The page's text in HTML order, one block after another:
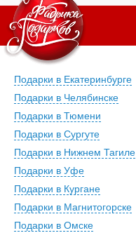
Подарки в Екатеринбурге
Подарки в Челябинске
Подарки в Тюмени
Подарки в Сургуте
Подарки в Нижнем Тагиле
Подарки в Уфе
Подарки в Кургане
Подарки в Магнитогорске
Подарки в Омске